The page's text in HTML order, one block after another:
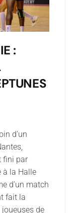
:
d’un
fini par
à la Halle
d’un match
fait la
de